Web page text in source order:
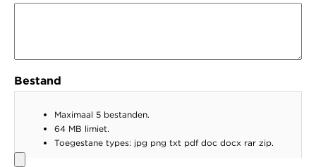
Bestand
Maximaal 5 bestanden.
64 MB limiet.
Toegestane types: jpg png txt pdf doc docx rar zip.